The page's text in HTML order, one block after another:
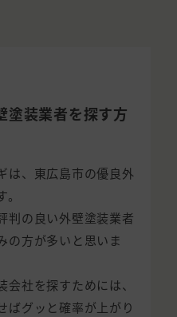
塗装業者を探す方
は、東広島市の優良外
判の良い外壁塗装業者
の方が多いと思いま
社を探すためには、
ばグッと確率が上がり